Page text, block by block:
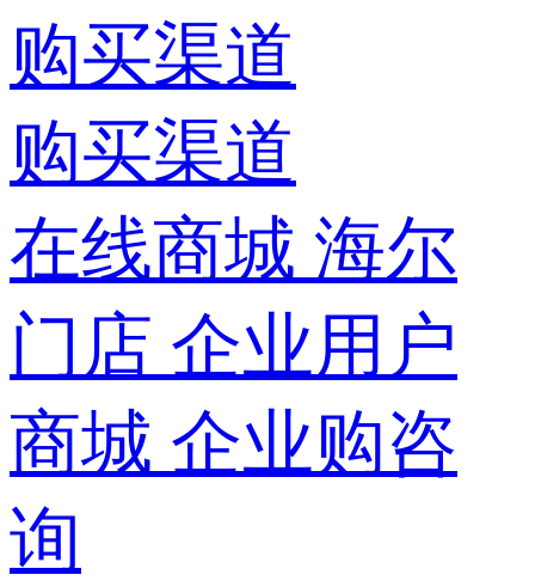
购买渠道
购买渠道
在线商城 海尔
门店 企业用户
商城 企业购咨
询